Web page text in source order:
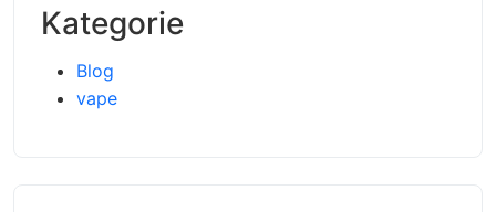
Kategorie
Blog
vape